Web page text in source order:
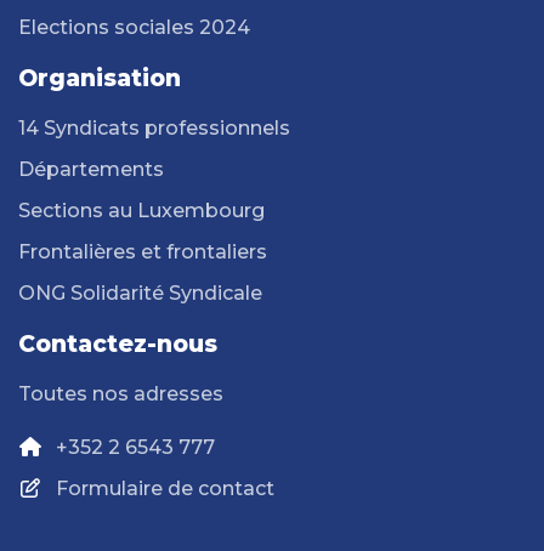
Elections sociales 2024
Organisation
14 Syndicats professionnels
Départements
Sections au Luxembourg
Frontalières et frontaliers
ONG Solidarité Syndicale
Contactez-nous
Toutes nos adresses
+352 2 6543 777
Formulaire de contact